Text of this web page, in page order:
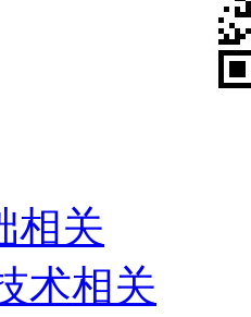
相关
术相关